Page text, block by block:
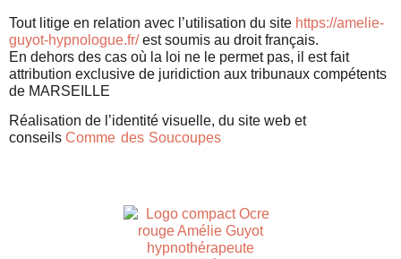
Tout litige en relation avec l’utilisation du site https://amelie-
guyot-hypnologue.fr/est soumis au droit français.
En dehors des cas où la loi ne le permet pas, il est fait
attribution exclusive de juridiction aux tribunaux compétents
de MARSEILLE
Réalisation de l’identité visuelle, du site web et
conseils Comme des Soucoupes